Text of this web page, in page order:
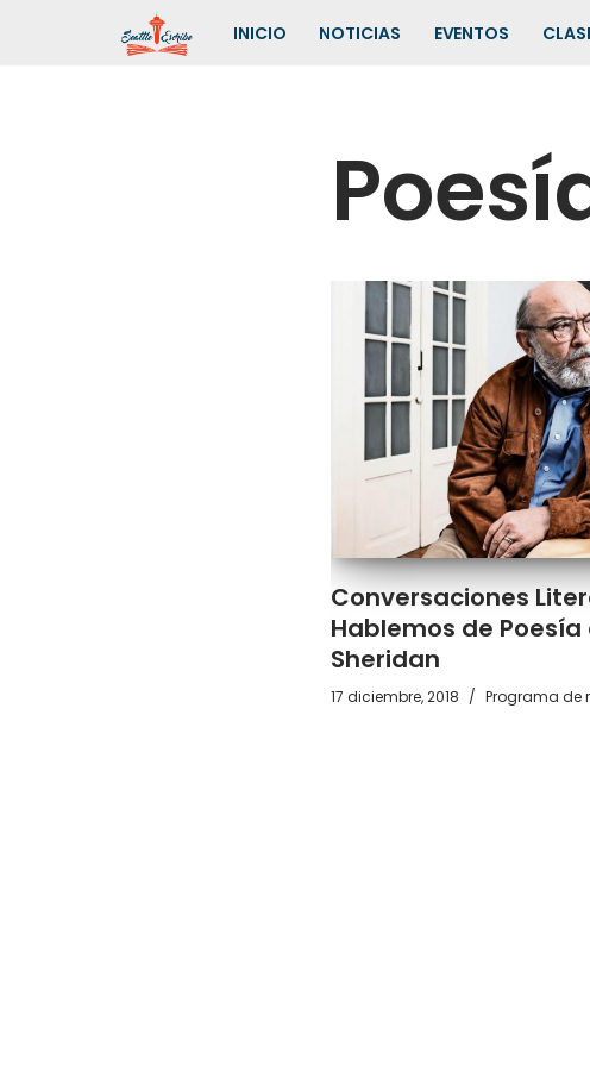
INICIO NOTICIAS EVENTOS
Conversaciones
Hablemos de
Sheridan
17 diciembre, 2018 Programa de